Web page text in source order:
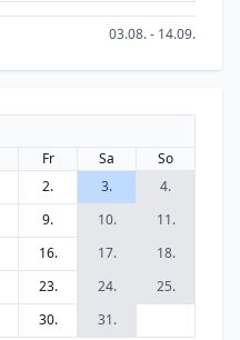
03.08. - 14.09.
Fr Sa
So
2. 3.
4.
9. 10.
11.
16. 17.
18.
23. 24.
25.
30. 31.